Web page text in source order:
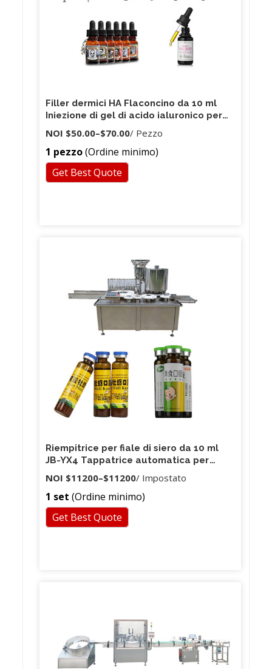
Filler dermici HA Flaconcino da 10 ml
Iniezione di gel di acido ialuronico per
rinoplastica
NOI $50.00–$70.00/ Pezzo
1 pezzo(Ordine minimo)
Get Best Quote
Riempitrice per fiale di siero da 10 ml
JB-YX4 Tappatrice automatica per
riempitrice di bottiglie di eliquid in
vendita
NOI $11200–$11200/ Impostato
1 set (Ordine minimo)
Get Best Quote